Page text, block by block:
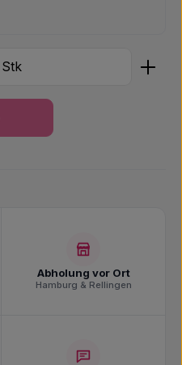
gewünschten Wert ein
Stk
Abholung vor Ort
Hamburg & Rellingen